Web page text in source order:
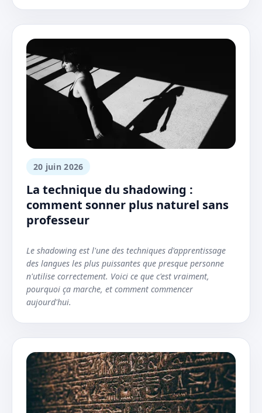
20 juin 2026
La technique du shadowing :
comment sonner plus naturel sans
professeur
Le shadowing est l'une des techniques d'apprentissage
des langues les plus puissantes que presque personne
n'utilise correctement. Voici ce que c'est vraiment,
pourquoi ça marche, et comment commencer
aujourd'hui.